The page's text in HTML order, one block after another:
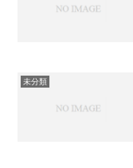
未分類